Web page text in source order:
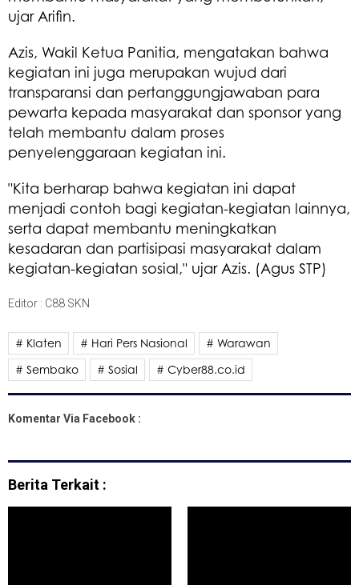
ujar Arifin.
Azis, Wakil Ketua Panitia, mengatakan bahwa
kegiatan ini juga merupakan wujud dari
transparansi dan pertanggungjawaban para
pewarta kepada masyarakat dan sponsor yang
telah membantu dalam proses
penyelenggaraan kegiatan ini.
"Kita berharap bahwa kegiatan ini dapat
menjadi contoh bagi kegiatan-kegiatan lainnya,
serta dapat membantu meningkatkan
kesadaran dan partisipasi masyarakat dalam
kegiatan-kegiatan sosial," ujar Azis. (Agus STP)
Editor : C88 SKN
# Klaten # Hari Pers Nasional
# Warawan
# Sembako
# Sosial # Cyber88.co.id
Komentar Via Facebook :
Berita Terkait :